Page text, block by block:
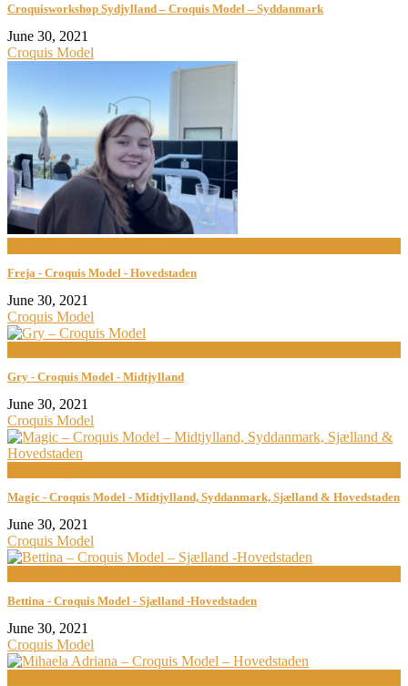
Croquisworkshop Sydjylland – Croquis Model – Syddanmark
June 30, 2021
Croquis Model
Freja - Croquis Model - Hovedstaden
June 30, 2021
Croquis Model
Gry - Croquis Model - Midtjylland
June 30, 2021
Croquis Model
Magic - Croquis Model - Midtjylland, Syddanmark, Sjælland & Hovedstaden
June 30, 2021
Croquis Model
Bettina - Croquis Model - Sjælland -Hovedstaden
June 30, 2021
Croquis Model